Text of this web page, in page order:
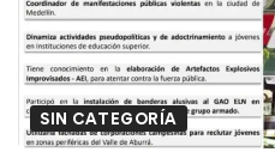
SIN CATEGORÍA